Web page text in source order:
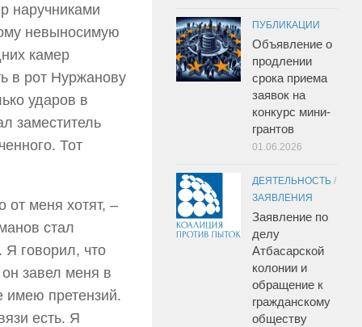
наручниками
невыносимую
камер
в рот Нуржанову
ударов в
заместитель
Тот
от меня хотят, –
стал
Я говорил, что
завел меня в
имею претензий.
есть. Я
ПУБЛИКАЦИИ
Объявление о
продлении
срока приема
заявок на
конкурс мини-
грантов
01.06.2026
ДЕЯТЕЛЬНОСТЬ /
ЗАЯВЛЕНИЯ
Заявление по
делу
Атбасарской
колонии и
обращение к
гражданскому
обществу